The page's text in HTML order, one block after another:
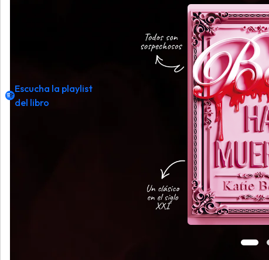
Escucha la playlist
del libro